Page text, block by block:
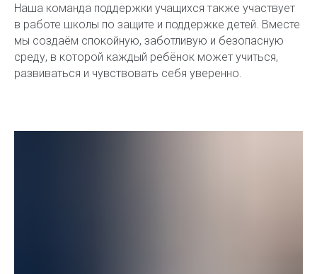
Наша команда поддержки учащихся также участвует
в работе школы по защите и поддержке детей. Вместе
мы создаём спокойную, заботливую и безопасную
среду, в которой каждый ребёнок может учиться,
развиваться и чувствовать себя уверенно.